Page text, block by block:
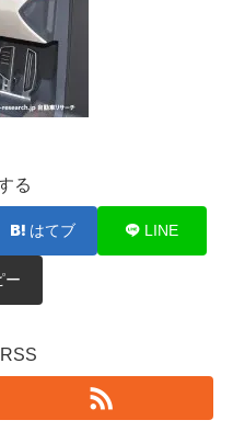
る
はてブ LINE
ー